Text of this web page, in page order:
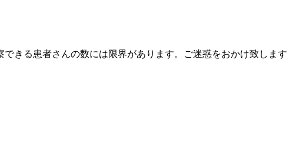
きる患者さんの数には限界があります。ご迷惑をおかけ致します